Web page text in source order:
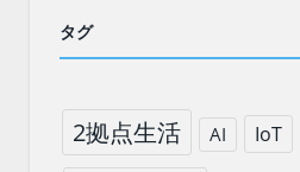
タグ
2拠点生活 AI IoT